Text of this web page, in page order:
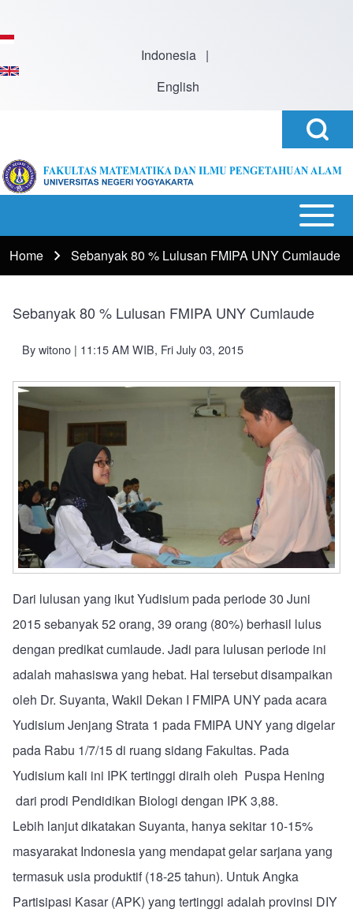
Indonesia |
English
Search
Block
navigation
Open or
Close
horizontal
Menu
Breadcrumb
Home Sebanyak 80 % Lulusan FMIPA UNY Cumlaude
Sebanyak 80 % Lulusan FMIPA UNY Cumlaude
Bywitono | 11:15 AM WIB, Fri July 03, 2015
Dari lulusan yang ikut Yudisium pada periode 30 Juni
2015 sebanyak 52 orang, 39 orang (80%) berhasil lulus
dengan predikat cumlaude. Jadi para lulusan periode ini
adalah mahasiswa yang hebat. Hal tersebut disampaikan
oleh Dr. Suyanta, Wakil Dekan I FMIPA UNY pada acara
Yudisium Jenjang Strata 1 pada FMIPA UNY yang digelar
pada Rabu 1/7/15 di ruang sidang Fakultas. Pada
Yudisium kali ini IPK tertinggi diraih oleh Puspa Hening
dari prodi Pendidikan Biologi dengan IPK 3,88.
Lebih lanjut dikatakan Suyanta, hanya sekitar 10-15%
masyarakat Indonesia yang mendapat gelar sarjana yang
termasuk usia produktif (18-25 tahun). Untuk Angka
Partisipasi Kasar (APK) yang tertinggi adalah provinsi DIY